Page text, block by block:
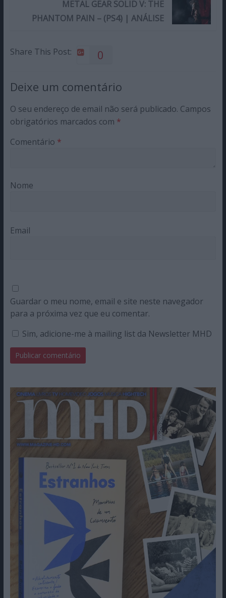
METAL GEAR SOLID V: THE
PHANTOM PAIN – (PS4) | ANÁLISE
Share This Post: 0
Deixe um comentário
O seu endereço de email não será publicado. Campos
obrigatórios marcados com *
Comentário *
Nome
Email
Guardar o meu nome, email e site neste navegador
para a próxima vez que eu comentar.
Sim, adicione-me à mailing list da Newsletter MHD